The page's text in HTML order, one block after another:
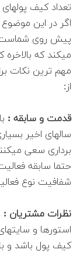
تعداد کیف
اگر در این
پیش روی شماست
میکند که
مهم ترین نکات
از:
قدمت و سابقه :
سالهای اخیر
برداری سعی
حتما سابقه
شفافیت نوع
نظرات مشتریان :
استورها و
کیف پول باشد و